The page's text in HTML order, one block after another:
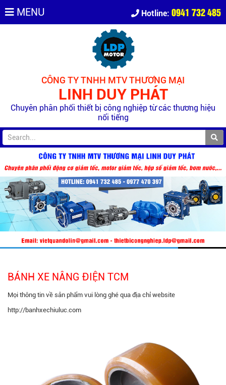
MENU Hotline: 0941 732 485
CÔNG TY TNHH MTV THƯƠNG MẠI
LINH DUY PHÁT
Chuyên phân phối thiết bị công nghiệp từ các thương hiệu
nổi tiếng
BÁNH XE NÂNG ĐIỆN TCM
Mọi thông tin về sản phẩm vui lòng ghé qua địa chỉ website
http://banhxechiuluc.com